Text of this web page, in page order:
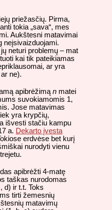
priežasčių. Pirma,
tokia „sava“, mes
Aukštesni matavimai
neįsivaizduojami.
neturi problemų – mat
kai tik pateikiamas
ar yra
ne).
apibrėžimą n matei
suvokiamomis 1,
Jose matavimas
yra krypčių,
išvesti stačiu kampu
a. Dekarto įvesta
erdvėse bet kurį
nurodyti vienu
apibrėžti 4-matę
taškas nurodomas
d) ir t.t. Toks
tirti žemesnių
matavimų